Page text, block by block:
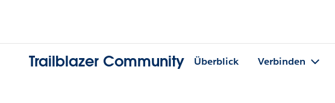
Trailblazer Community Überblick Verbinden